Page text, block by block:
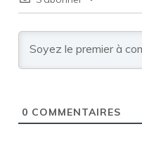
0 COMMENTAIRES